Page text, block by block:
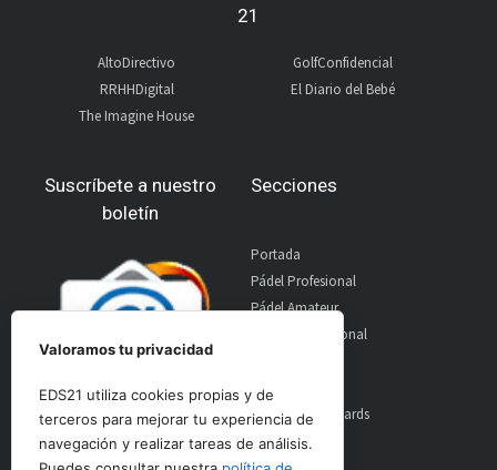
21
AltoDirectivo
RRHHDigital
The Imagine House
GolfConfidencial
El Diario del Bebé
Suscríbete a nuestro
boletín
Secciones
Portada
Pádel Profesional
Pádel Amateur
Pádel Internacional
Material
World Padel Awards
Contacto
Publicidad
Valoramos tu privacidad
EDS21 utiliza cookies propias y de
terceros para mejorar tu experiencia de
navegación y realizar tareas de análisis.